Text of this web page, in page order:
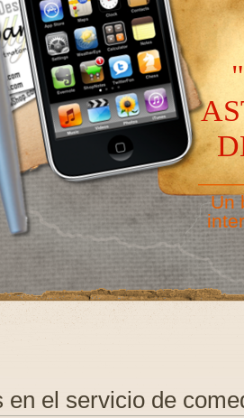
Un
en el servicio de